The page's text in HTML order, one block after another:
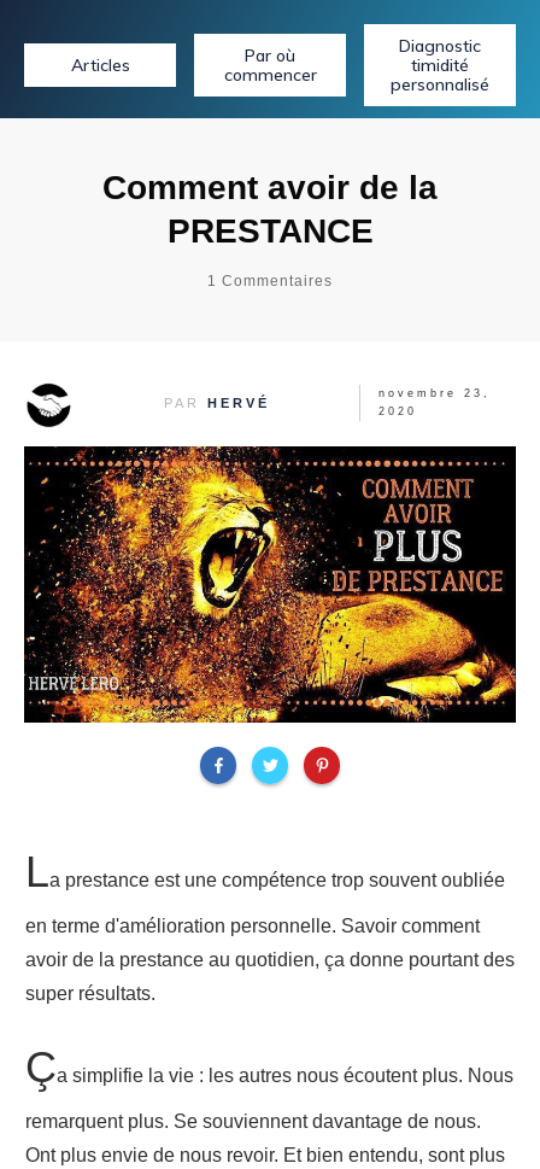
Articles
Par où
commencer
Diagnostic
timidité
personnalisé
Comment avoir de la
PRESTANCE
1 Commentaires
PAR HERVÉ
novembre 23,
2020
La prestance est une compétence trop souvent oubliée
en terme d'amélioration personnelle. Savoir comment
avoir de la prestance au quotidien, ça donne pourtant des
super résultats.
Ça simplifie la vie : les autres nous écoutent plus. Nous
remarquent plus. Se souviennent davantage de nous.
Ont plus envie de nous revoir. Et bien entendu, sont plus